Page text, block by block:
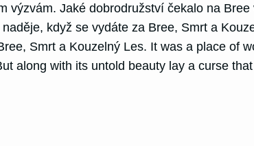
výzvám. Jaké dobrodružství čekalo na
když se vydáte za Bree, Smrt a
Smrt a Kouzelný Les. It was a place of
along with its untold beauty lay a curse